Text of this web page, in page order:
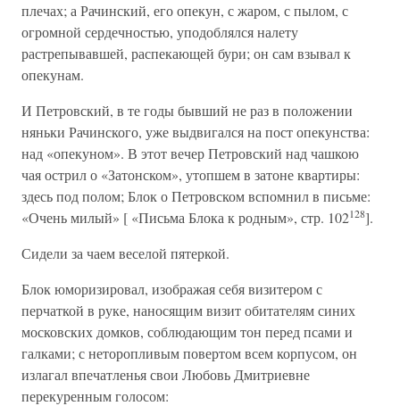
плечах; а Рачинский, его опекун, с жаром, с пылом, с
огромной сердечностью, уподоблялся налету
растрепывавшей, распекающей бури; он сам взывал к
опекунам.
И Петровский, в те годы бывший не раз в положении
няньки Рачинского, уже выдвигался на пост опекунства:
над «опекуном». В этот вечер Петровский над чашкою
чая острил о «Затонском», утопшем в затоне квартиры:
здесь под полом; Блок о Петровском вспомнил в письме:
«Очень милый» [ «Письма Блока к родным», стр. 102128].
Сидели за чаем веселой пятеркой.
Блок юморизировал, изображая себя визитером с
перчаткой в руке, наносящим визит обитателям синих
московских домков, соблюдающим тон перед псами и
галками; с неторопливым повертом всем корпусом, он
излагал впечатленья свои Любовь Дмитриевне
перекуренным голосом: